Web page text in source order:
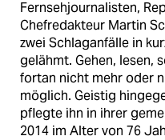
Fernsehjournalisten,
Chefredakteur Martin
zwei Schlaganfälle in
gelähmt. Gehen, lesen,
fortan nicht mehr oder
möglich. Geistig
pflegte ihn in ihrer
2014 im Alter von 76